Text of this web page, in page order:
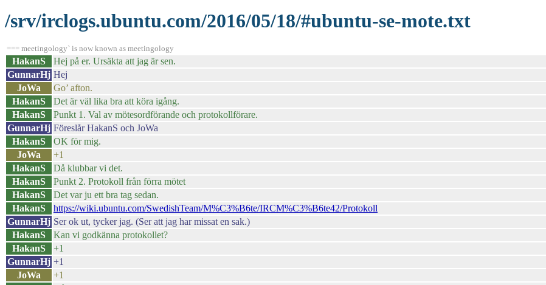
/srv/irclogs.ubuntu.com/2016/05/18/#ubuntu-se-mote.txt
=== meetingology` is now known as meetingology
HakanS Hej på er. Ursäkta att jag är sen.
GunnarHj Hej
JoWa
Go’ afton.
HakanS
Det är väl lika bra att köra igång.
HakanS
Punkt 1. Val av mötesordförande och protokollförare.
GunnarHj Föreslår HakanS och JoWa
HakanS
OK för mig.
JoWa
+1
HakanS
Då klubbar vi det.
HakanS
Punkt 2. Protokoll från förra mötet
HakanS
Det var ju ett bra tag sedan.
HakanS
https://wiki.ubuntu.com/SwedishTeam/M%C3%B6te/IRCM%C3%B6te42/Protokoll
GunnarHj Ser ok ut, tycker jag. (Ser att jag har missat en sak.)
HakanS
Kan vi godkänna protokollet?
HakanS
+1
GunnarHj +1
JoWa
+1